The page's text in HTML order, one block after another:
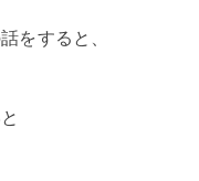
をすると、